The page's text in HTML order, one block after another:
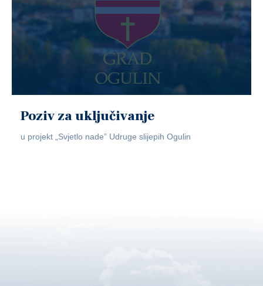
Poziv za uključivanje
u projekt „Svjetlo nade” Udruge slijepih Ogulin